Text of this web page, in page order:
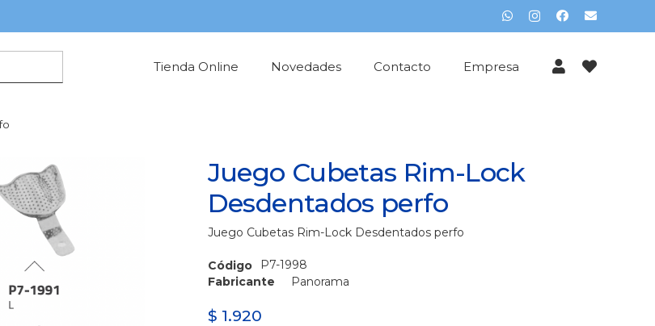
Tienda Online Novedades Contacto Empresa
Juego Cubetas Rim-Lock
Desdentados perfo
Juego Cubetas Rim-Lock Desdentados perfo
Código
P7-1998
Fabricante
Panorama
$ 1.920